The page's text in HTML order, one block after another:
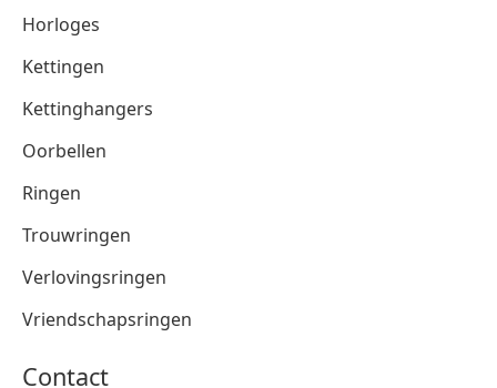
Horloges
Kettingen
Kettinghangers
Oorbellen
Ringen
Trouwringen
Verlovingsringen
Vriendschapsringen
Contact